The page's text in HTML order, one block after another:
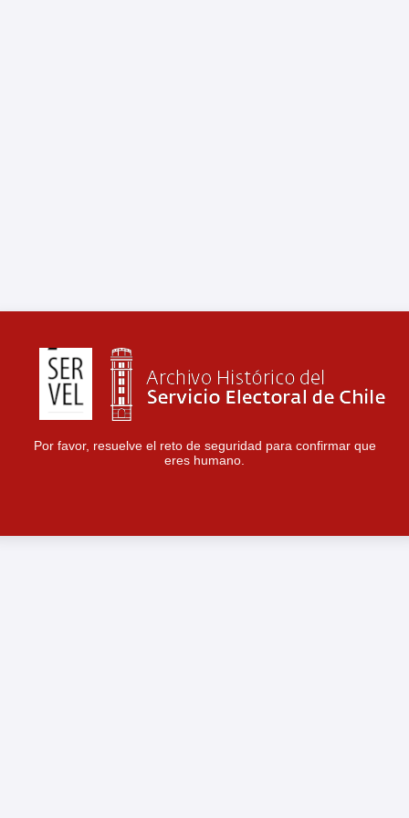
Por favor, resuelve el reto de seguridad para confirmar que
eres humano.